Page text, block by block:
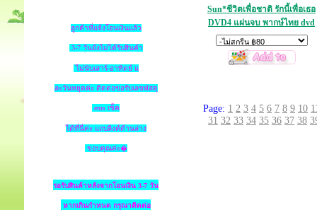
ลูกค้าที่แจ้งโอนเงินแล้ว
3-7 วันยังไม่ได้รับสินค้า
ไม่นับเสาร์-อาทิตย์ แ
ละวันหยุดค่ะ ติดต่อขอรับเลขพัสดุ
ems เช็ค
ได้ที่นี่ค่ะ แถบลิงค์ด้านล่าง
ขอบคุณค่ะ�
รอรับสินค้าหลังจากโอนเงิน 3-7 วัน
หากเกินกำหนด กรุณาติดต่อ
Sun*ชีวิตเพื่อชาติ รักนี้เพื่อเธอ
DVD4 แผ่นจบ พากษ์ไทย dvd
Page: 1 2 3 4 5 6 7 8 9 10
31 32 33 34 35 36 37 38